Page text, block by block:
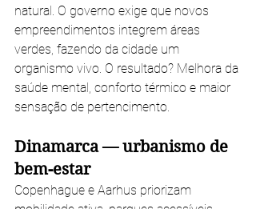
natural. O governo exige que novos
empreendimentos integrem áreas
verdes, fazendo da cidade um
organismo vivo. O resultado? Melhora da
saúde mental, conforto térmico e maior
sensação de pertencimento.
Dinamarca — urbanismo de
bem-estar
Copenhague e Aarhus priorizam